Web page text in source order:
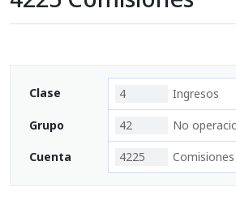
Clase 4 Ingresos
Grupo 42 No
Cuenta 4225 Comisiones